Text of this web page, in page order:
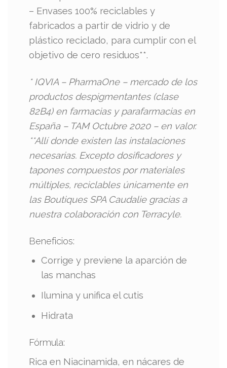
– Envases 100% reciclables y
fabricados a partir de vidrio y de
plástico reciclado, para cumplir con el
objetivo de cero residuos**.
* IQVIA – PharmaOne – mercado de los
productos despigmentantes (clase
82B4) en farmacias y parafarmacias en
España – TAM Octubre 2020 – en valor.
**Allí donde existen las instalaciones
necesarias. Excepto dosificadores y
tapones compuestos por materiales
múltiples, reciclables únicamente en
las Boutiques SPA Caudalie gracias a
nuestra colaboración con Terracyle.
Beneficios:
Corrige y previene la aparción de
las manchas
Ilumina y unifica el cutis
Hidrata
Fórmula:
Rica en Niacinamida, en nácares de